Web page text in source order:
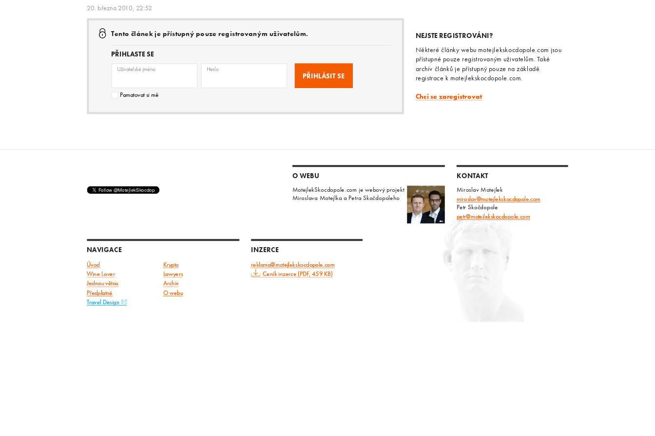
20. března 2010, 22:52
Tento článek je přístupný pouze registrovaným uživatelům.
PŘIHLASTE SE
Uživatelské jméno Heslo
Pamatovat si mě
NEJSTE REGISTROVÁNI?
Některé články webu motejlekskocdopole.com jsou
přístupné pouze registrovaným uživatelům. Také
archív článků je přístupný pouze na základě
registrace k motejlekskocdopole.com.
Chci se zaregistrovat
O WEBU
MotejlekSkocdopole.com je webový projekt
Miroslava Motejlka a Petra Skočdopoleho
KONTAKT
Miroslav Motejlek
miroslav@motejlekskocdopole.com
Petr Skočdopole
petr@motejlekskocdopole.com
NAVIGACE
Úvod
Krypto
Wine Lover
Lawyers
Jednou větou Archiv
Předplatné O webu
Travel Design
INZERCE
reklama@motejlekskocdopole.com
Ceník inzerce (PDF, 459 KB)